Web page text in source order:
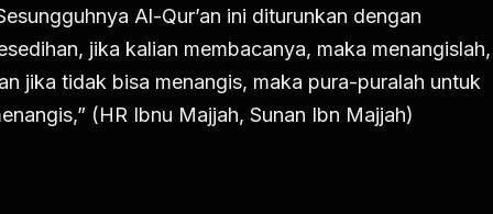
Al-Qur’an ini diturunkan dengan
jika kalian membacanya, maka menangislah,
jika tidak bisa menangis, maka pura-puralah untuk
(HR Ibnu Majjah, Sunan Ibn Majjah)